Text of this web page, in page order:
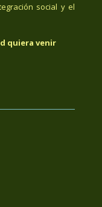
social y el
quiera venir